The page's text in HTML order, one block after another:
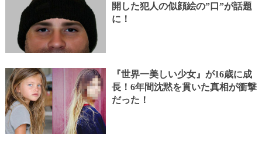
開した犯人の似顔絵の”口”が話題
に！
『世界一美しい少女』が16歳に成
長！6年間沈黙を貫いた真相が衝撃
だった！